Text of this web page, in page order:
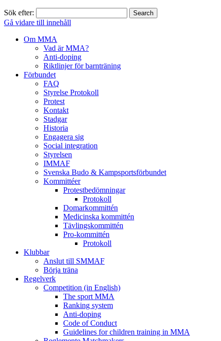
Sök efter:
Gå vidare till innehåll
Om MMA
Vad är MMA?
Anti-doping
Riktlinjer för barnträning
Förbundet
FAQ
Styrelse Protokoll
Protest
Kontakt
Stadgar
Historia
Engagera sig
Social integration
Styrelsen
IMMAF
Svenska Budo & Kampsportsförbundet
Kommittéer
Protestbedömningar
Protokoll
Domarkommittén
Medicinska kommittén
Tävlingskommittén
Pro-kommittén
Protokoll
Klubbar
Anslut till SMMAF
Börja träna
Regelverk
Competition (in English)
The sport MMA
Ranking system
Anti-doping
Code of Conduct
Guidelines for children training in MMA